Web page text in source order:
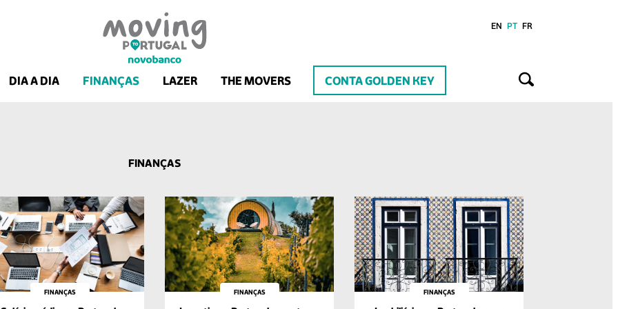
DIA A DIA FINANÇAS LAZER THE MOVERS CONTA GOLDEN KEY
EN PT FR
FINANÇAS
FINANÇAS FINANÇAS FINANÇAS